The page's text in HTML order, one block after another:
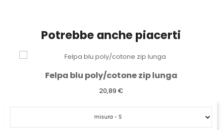
Potrebbe anche piacerti
Felpa blu poly/cotone zip lunga
20,89 €